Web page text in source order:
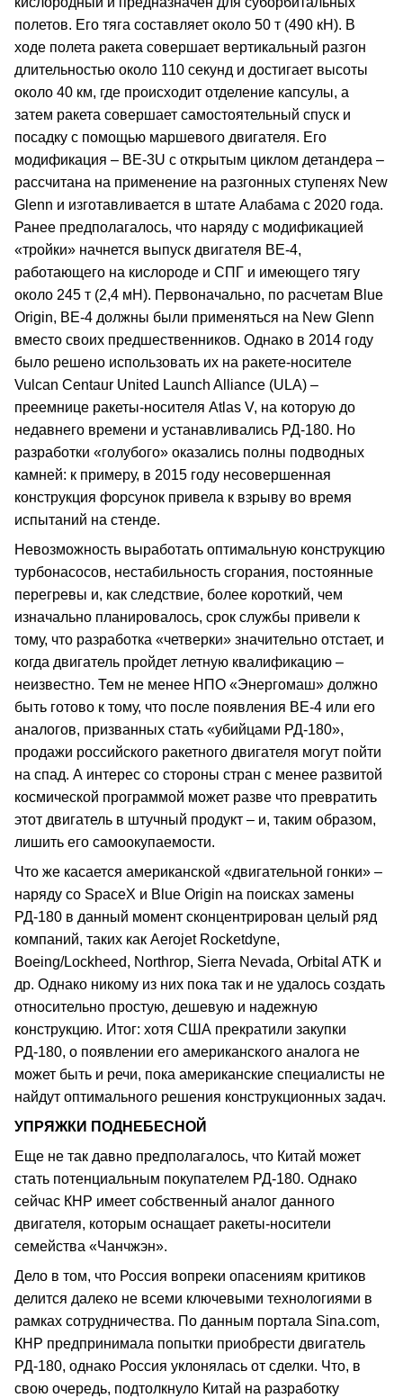
полетов. Его тяга составляет около 50 т (490 кН). В
ходе полета ракета совершает вертикальный разгон
длительностью около 110 секунд и достигает высоты
около 40 км, где происходит отделение капсулы, а
затем ракета совершает самостоятельный спуск и
посадку с помощью маршевого двигателя. Его
модификация – BE-3U с открытым циклом детандера –
рассчитана на применение на разгонных ступенях New
Glenn и изготавливается в штате Алабама с 2020 года.
Ранее предполагалось, что наряду с модификацией
«тройки» начнется выпуск двигателя BE-4,
работающего на кислороде и СПГ и имеющего тягу
около 245 т (2,4 мН). Первоначально, по расчетам Blue
Origin, BE-4 должны были применяться на New Glenn
вместо своих предшественников. Однако в 2014 году
было решено использовать их на ракете-носителе
Vulcan Centaur United Launch Alliance (ULA) –
преемнице ракеты-носителя Atlas V, на которую до
недавнего времени и устанавливались РД-180. Но
разработки «голубого» оказались полны подводных
камней: к примеру, в 2015 году несовершенная
конструкция форсунок привела к взрыву во время
испытаний на стенде.
Невозможность выработать оптимальную конструкцию
турбонасосов, нестабильность сгорания, постоянные
перегревы и, как следствие, более короткий, чем
изначально планировалось, срок службы привели к
тому, что разработка «четверки» значительно отстает, и
когда двигатель пройдет летную квалификацию –
неизвестно. Тем не менее НПО «Энергомаш» должно
быть готово к тому, что после появления BE-4 или его
аналогов, призванных стать «убийцами РД-180»,
продажи российского ракетного двигателя могут пойти
на спад. А интерес со стороны стран с менее развитой
космической программой может разве что превратить
этот двигатель в штучный продукт – и, таким образом,
лишить его самоокупаемости.
Что же касается американской «двигательной гонки» –
наряду со SpaceX и Blue Origin на поисках замены
РД-180 в данный момент сконцентрирован целый ряд
компаний, таких как Aerojet Rocketdyne,
Boeing/Lockheed, Northrop, Sierra Nevada, Orbital ATK и
др. Однако никому из них пока так и не удалось создать
относительно простую, дешевую и надежную
конструкцию. Итог: хотя США прекратили закупки
РД-180, о появлении его американского аналога не
может быть и речи, пока американские специалисты не
найдут оптимального решения конструкционных задач.
УПРЯЖКИ ПОДНЕБЕСНОЙ
Еще не так давно предполагалось, что Китай может
стать потенциальным покупателем РД-180. Однако
сейчас КНР имеет собственный аналог данного
двигателя, которым оснащает ракеты-носители
семейства «Чанчжэн».
Дело в том, что Россия вопреки опасениям критиков
делится далеко не всеми ключевыми технологиями в
рамках сотрудничества. По данным портала Sina.com,
КНР предпринимала попытки приобрести двигатель
РД-180, однако Россия уклонялась от сделки. Что, в
свою очередь, подтолкнуло Китай на разработку